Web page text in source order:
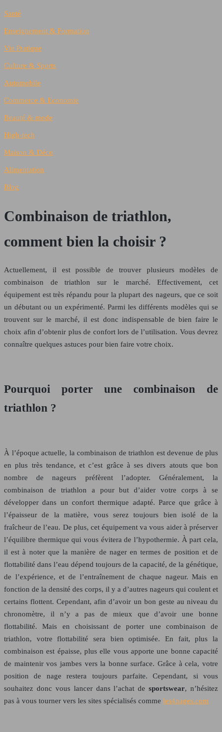
Santé
Enseignement & Formation
Vie Pratique
Culture & Sports
Automobile
Commerce & Economie
Beauté & mode
High-tech
Maison & Déco
Alimentation
Blog
Combinaison de triathlon,
comment bien la choisir ?
Actuellement, il est possible de trouver plusieurs modèles de
combinaison de triathlon sur le marché. Effectivement, cet
équipement est très répandu pour la plupart des nageurs, que ce soit
un débutant ou un expérimenté. Parmi les différents modèles qui se
trouvent sur le marché, il est donc indispensable de bien faire le
choix afin d’obtenir plus de confort lors de l’utilisation. Vous devrez
connaître quelques astuces pour bien faire votre choix.
Pourquoi porter une combinaison de
triathlon ?
À l’époque actuelle, la combinaison de triathlon est devenue de plus
en plus très tendance, et c’est grâce à ses divers atouts que bon
nombre de nageurs préfèrent l’adopter. Généralement, la
combinaison de triathlon a pour but d’aider votre corps à se
développer dans un confort thermique adapté. Parce que grâce à
l’épaisseur de la matière, vous serez toujours bien isolé de la
fraîcheur de l’eau. De plus, cet équipement va vous aider à préserver
l’équilibre thermique qui vous évitera de l’hypothermie. À part cela,
il est à noter que la manière de nager en termes de position et de
flottabilité dans l’eau dépend toujours de la capacité, de la génétique,
de l’expérience, et de l’entraînement de chaque nageur. Mais en
fonction de la densité des corps, il y a d’autres nageurs qui coulent et
certains flottent. Cependant, afin d’avoir un bon geste au niveau du
chronomètre, il n’y a pas de mieux que d’avoir une bonne
flottabilité. Mais en choisissant de porter une combinaison de
triathlon, votre flottabilité sera bien optimisée. En fait, plus la
combinaison est épaisse, plus elle vous apporte une bonne capacité
de maintenir vos jambes vers la bonne surface. Grâce à cela, votre
position de nage restera toujours parfaite. Cependant, si vous
souhaitez donc vous lancer dans l’achat desportswear, n’hésitez
pas à vous tourner vers les sites spécialisés comme les4nages.com